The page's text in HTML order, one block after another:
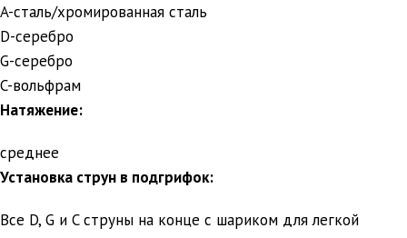
A-сталь/хромированная сталь
D-серебро
G-серебро
C-вольфрам
Натяжение:
среднее
Установка струн в подгрифок:
Все D, G и C струны на конце с шариком для легкой